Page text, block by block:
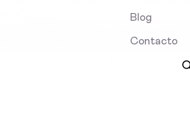
Blog
Contacto